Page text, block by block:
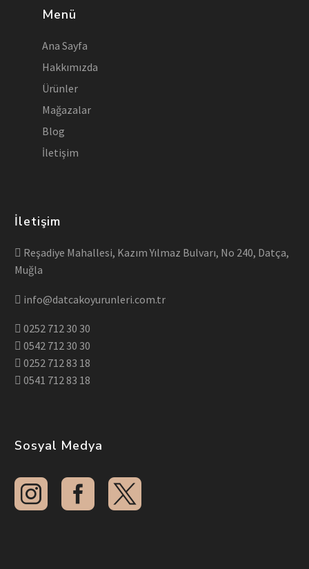
Menü
Ana Sayfa
Hakkımızda
Ürünler
Mağazalar
Blog
İletişim
İletişim
Reşadiye Mahallesi, Kazım Yılmaz Bulvarı, No 240, Datça,
Muğla
info@datcakoyurunleri.com.tr
0252 712 30 30
0542 712 30 30
0252 712 83 18
0541 712 83 18
Sosyal Medya